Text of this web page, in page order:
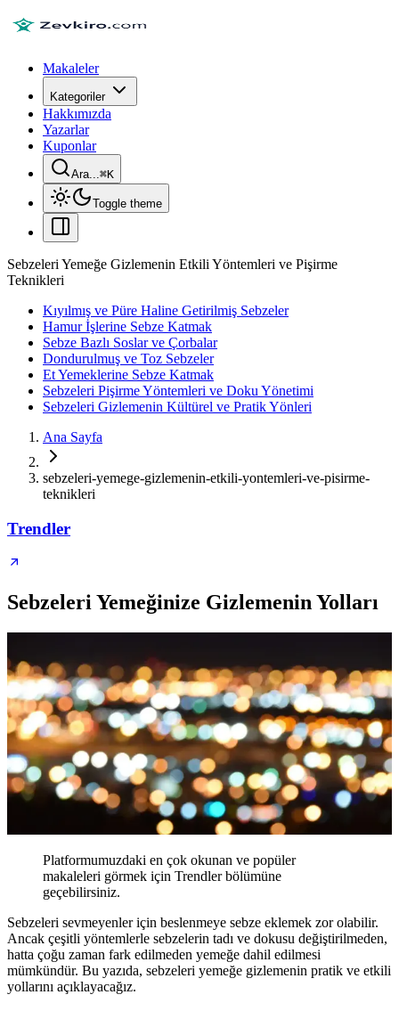
Makaleler
Kategoriler
Hakkımızda
Yazarlar
Kuponlar
Ara...⌘K
Toggle theme
Sebzeleri Yemeğe Gizlemenin Etkili Yöntemleri ve Pişirme
Teknikleri
Kıyılmış ve Püre Haline Getirilmiş Sebzeler
Hamur İşlerine Sebze Katmak
Sebze Bazlı Soslar ve Çorbalar
Dondurulmuş ve Toz Sebzeler
Et Yemeklerine Sebze Katmak
Sebzeleri Pişirme Yöntemleri ve Doku Yönetimi
Sebzeleri Gizlemenin Kültürel ve Pratik Yönleri
Ana Sayfa
sebzeleri-yemege-gizlemenin-etkili-yontemleri-ve-pisirme-
teknikleri
Trendler
Sebzeleri Yemeğinize Gizlemenin Yolları
Platformumuzdaki en çok okunan ve popüler
makaleleri görmek için Trendler bölümüne
geçebilirsiniz.
Sebzeleri sevmeyenler için beslenmeye sebze eklemek zor olabilir.
Ancak çeşitli yöntemlerle sebzelerin tadı ve dokusu değiştirilmeden,
hatta çoğu zaman fark edilmeden yemeğe dahil edilmesi
mümkündür. Bu yazıda, sebzeleri yemeğe gizlemenin pratik ve etkili
yollarını açıklayacağız.